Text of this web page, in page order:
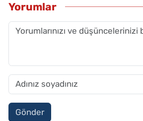
Yorumlar
Gönder